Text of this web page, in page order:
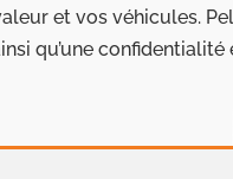
et vos véhicules.
qu’une